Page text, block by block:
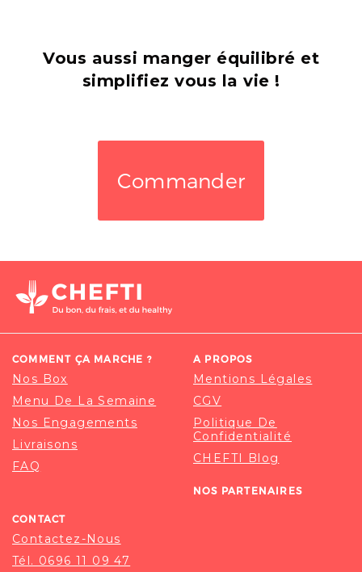
Vous aussi manger équilibré et
simplifiez vous la vie !
Commander
COMMENT ÇA MARCHE ?
Nos Box
Menu De La Semaine
Nos Engagements
Livraisons
FAQ
A PROPOS
Mentions Légales
CGV
Politique De
Confidentialité
CHEFTI Blog
NOS PARTENAIRES
CONTACT
Contactez-Nous
Tél. 0696 11 09 47